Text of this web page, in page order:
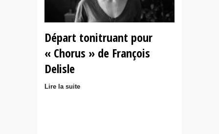
Départ tonitruant pour
« Chorus » de François
Delisle
Lire la suite